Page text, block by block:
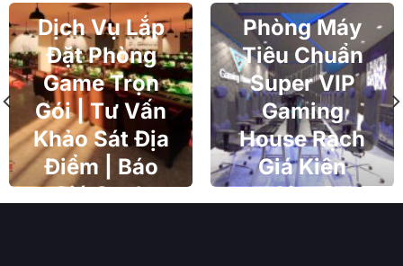
Dịch Vụ Lắp
Đặt Phòng
Game Trọn
Gói | Tư Vấn
Khảo Sát Địa
Điểm | Báo
Giá Cạnh
Phòng Máy
Tiêu Chuẩn
Super VIP
Gaming
House Rạch
Giá Kiên
Giang